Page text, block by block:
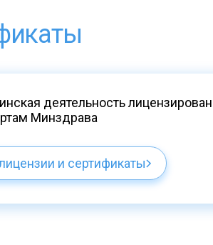
деятельность
Минздрава
и сертификаты